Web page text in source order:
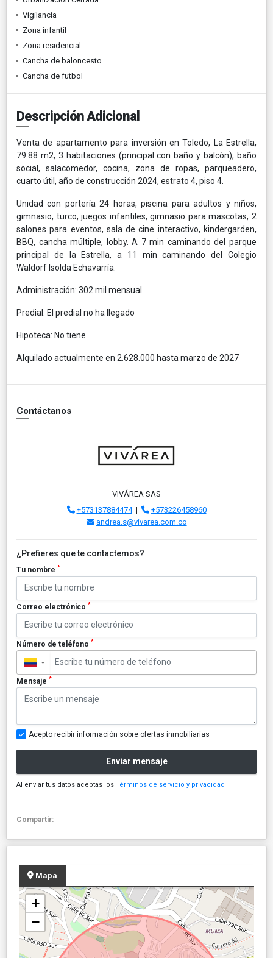
Vigilancia
Zona infantil
Zona residencial
Cancha de baloncesto
Cancha de futbol
Descripción Adicional
Venta de apartamento para inversión en Toledo, La Estrella,
79.88 m2, 3 habitaciones (principal con baño y balcón), baño
social, salacomedor, cocina, zona de ropas, parqueadero,
cuarto útil, año de construcción 2024, estrato 4, piso 4.
Unidad con portería 24 horas, piscina para adultos y niños,
gimnasio, turco, juegos infantiles, gimnasio para mascotas, 2
salones para eventos, sala de cine interactivo, kindergarden,
BBQ, cancha múltiple, lobby. A 7 min caminando del parque
principal de la Estrella, a 11 min caminando del Colegio
Waldorf Isolda Echavarría.
Administración: 302 mil mensual
Predial: El predial no ha llegado
Hipoteca: No tiene
Alquilado actualmente en 2.628.000 hasta marzo de 2027
Contáctanos
VIVÁREA SAS
+573137884474|
+573226458960
andrea.s@vivarea.com.co
¿Prefieres que te contactemos?
Tu nombre *
Correo electrónico *
Número de teléfono *
▼
Mensaje *
Acepto recibir información sobre ofertas inmobiliarias
Enviar mensaje
Al enviar tus datos aceptas los Términos de servicio y privacidad
Compartir:
Mapa
+
−